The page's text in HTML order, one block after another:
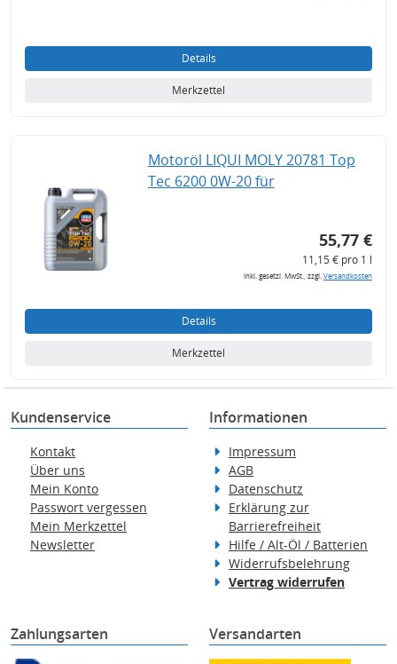
Details
Merkzettel
Motoröl LIQUI MOLY 20781 Top
Tec 6200 0W-20 für
55,77 €
11,15 € pro 1 l
inkl. gesetzl. MwSt., zzgl.Versandkosten
Details
Merkzettel
Kundenservice
Kontakt
Über uns
Mein Konto
Passwort vergessen
Mein Merkzettel
Newsletter
Informationen
Impressum
AGB
Datenschutz
Erklärung zur
Barrierefreiheit
Hilfe / Alt-Öl / Batterien
Widerrufsbelehrung
Vertrag widerrufen
Zahlungsarten Versandarten